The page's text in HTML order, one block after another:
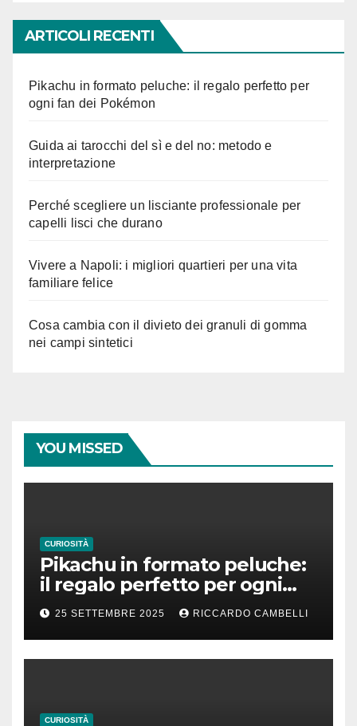
ARTICOLI RECENTI
Pikachu in formato peluche: il regalo perfetto per
ogni fan dei Pokémon
Guida ai tarocchi del sì e del no: metodo e
interpretazione
Perché scegliere un lisciante professionale per
capelli lisci che durano
Vivere a Napoli: i migliori quartieri per una vita
familiare felice
Cosa cambia con il divieto dei granuli di gomma
nei campi sintetici
YOU MISSED
CURIOSITÀ
Pikachu in formato peluche:
il regalo perfetto per ogni
fan dei Pokémon
25 SETTEMBRE 2025 RICCARDO CAMBELLI
CURIOSITÀ